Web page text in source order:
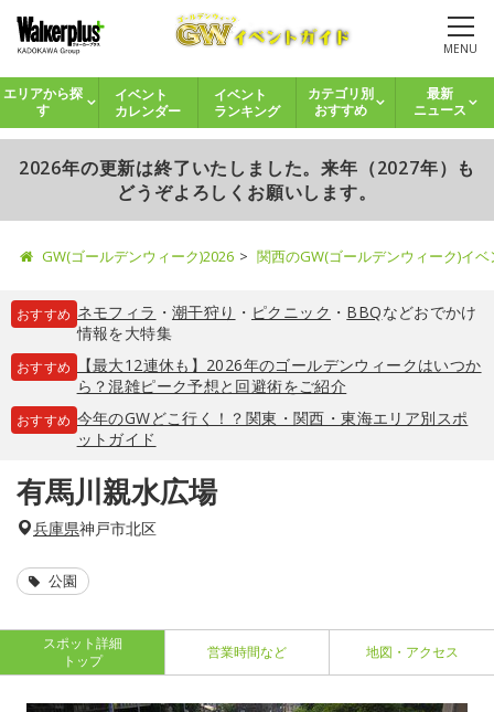
MENU
エリアから探
す
イベント
カレンダー
イベント
ランキング
カテゴリ別
おすすめ
最新
ニュース
2026年の更新は終了いたしました。来年（2027年）も
どうぞよろしくお願いします。
GW(ゴールデンウィーク)2026 関西のGW(ゴールデンウィーク)イ
おすすめ ネモフィラ ・ 潮干狩り ・ ピクニック ・ BBQなどおでかけ
情報を大特集
おすすめ
【最大12連休も】2026年のゴールデンウィークはいつか
ら？混雑ピーク予想と回避術をご紹介
おすすめ 今年のGWどこ行く！？関東・関西・東海エリア別スポ
ットガイド
有馬川親水広場
兵庫県神戸市北区
公園
スポット詳細
トップ
営業時間など 地図・アクセス